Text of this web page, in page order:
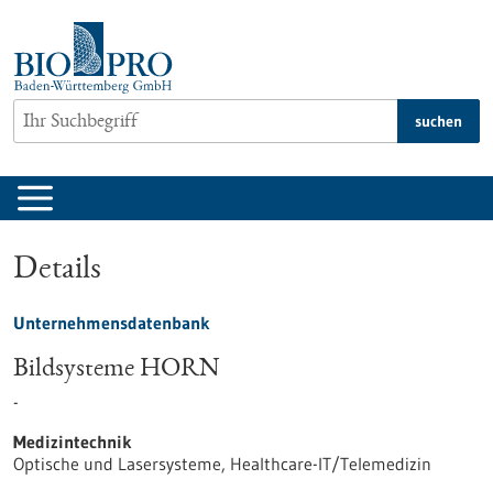
springen
suchen
Details
Unternehmensdatenbank
Bildsysteme HORN
-
Medizintechnik
Optische und Lasersysteme, Healthcare-IT/Telemedizin